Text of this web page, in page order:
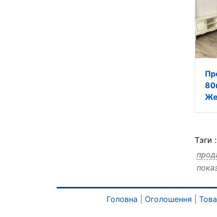
Тэги :
Головна Оголошення